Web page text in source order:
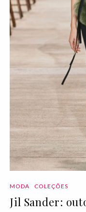
MODA COLEÇÕES
Jil Sander: